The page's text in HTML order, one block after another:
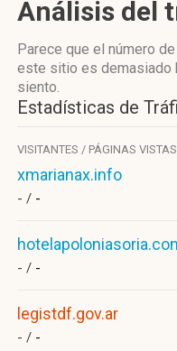
Análisis del
Parece que el número
este sitio es demasiado
siento.
Estadísticas de
VISITANTES / PÁGINAS VISTAS
xmarianax.info
- / -
- / -
legistdf.gov.ar
- / -